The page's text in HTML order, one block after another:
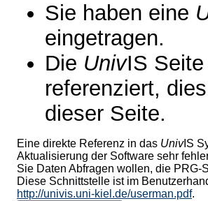
Sie haben eine
eingetragen.
Die UnivIS
referenziert,
dieser Seite.
Eine direkte Referenz in das UnivIS
Aktualisierung der Software sehr
Sie Daten Abfragen wollen, die PRG-
Diese Schnittstelle ist im
http://univis.uni-kiel.de/userman.pdf.